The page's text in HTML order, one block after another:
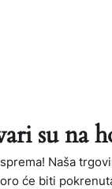
su na
Naša
će biti